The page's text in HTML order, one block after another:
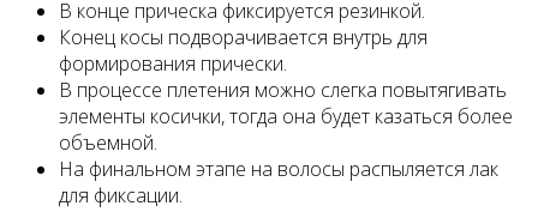
В конце прическа фиксируется резинкой.
Конец косы подворачивается внутрь для
формирования прически.
В процессе плетения можно слегка повытягивать
элементы косички, тогда она будет казаться более
объемной.
На финальном этапе на волосы распыляется лак
для фиксации.